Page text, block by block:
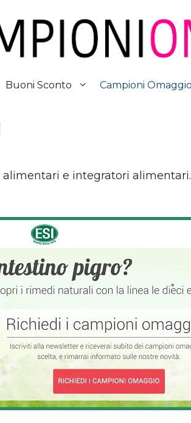
Buoni Sconto Campioni
e integratori alimentari.